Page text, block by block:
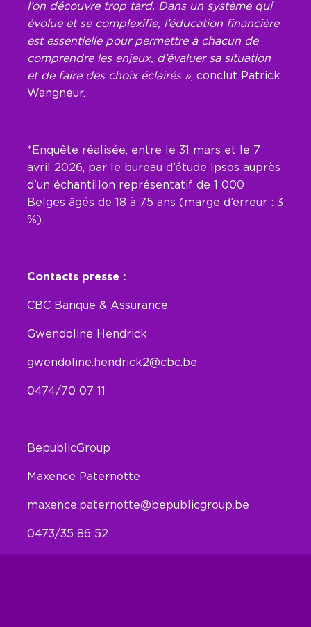
l’on découvre trop tard. Dans un système qui
évolue et se complexifie, l’éducation financière
est essentielle pour permettre à chacun de
comprendre les enjeux, d’évaluer sa situation
et de faire des choix éclairés », conclut Patrick
Wangneur.
*Enquête réalisée, entre le 31 mars et le 7
avril 2026, par le bureau d’étude Ipsos auprès
d’un échantillon représentatif de 1 000
Belges âgés de 18 à 75 ans (marge d’erreur : 3
%).
Contacts presse :
CBC Banque & Assurance
Gwendoline Hendrick
gwendoline.hendrick2@cbc.be
0474/70 07 11
BepublicGroup
Maxence Paternotte
maxence.paternotte@bepublicgroup.be
0473/35 86 52